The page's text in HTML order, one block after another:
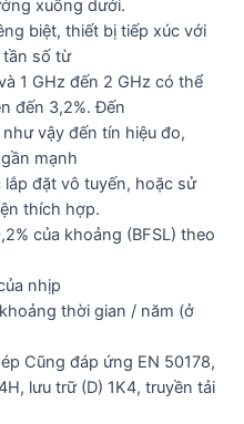
xuống dưới.
biệt, thiết bị tiếp xúc với
số từ
1 GHz đến 2 GHz có thể
đến 3,2%. Đến
vậy đến tín hiệu đo,
mạnh
đặt vô tuyến, hoặc sử
thích hợp.
của khoảng (BFSL) theo
nhịp
thời gian / năm (ở
Cũng đáp ứng EN 50178,
lưu trữ (D) 1K4, truyền tải